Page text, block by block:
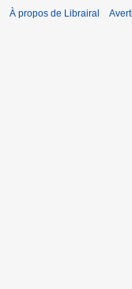
À propos de Librairal